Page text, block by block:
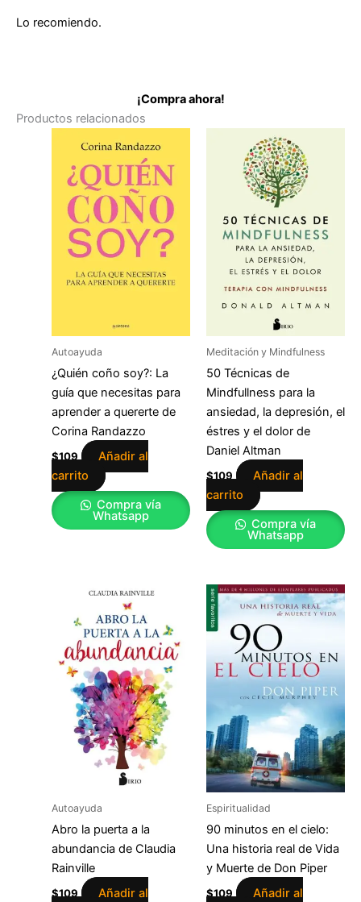
Lo recomiendo.
¡Compra ahora!
Productos relacionados
Autoayuda
¿Quién coño soy?: La
guía que necesitas para
aprender a quererte de
Corina Randazzo
$109
Añadir al
carrito
Compra vía
Whatsapp
Meditación y Mindfulness
50 Técnicas de
Mindfullness para la
ansiedad, la depresión, el
éstres y el dolor de
Daniel Altman
$109
Añadir al
carrito
Compra vía
Whatsapp
Autoayuda
Abro la puerta a la
abundancia de Claudia
Rainville
$109
Añadir al
Espiritualidad
90 minutos en el cielo:
Una historia real de Vida
y Muerte de Don Piper
$109
Añadir al